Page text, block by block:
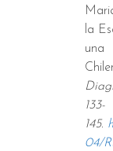
la
una
133-
145.
04/